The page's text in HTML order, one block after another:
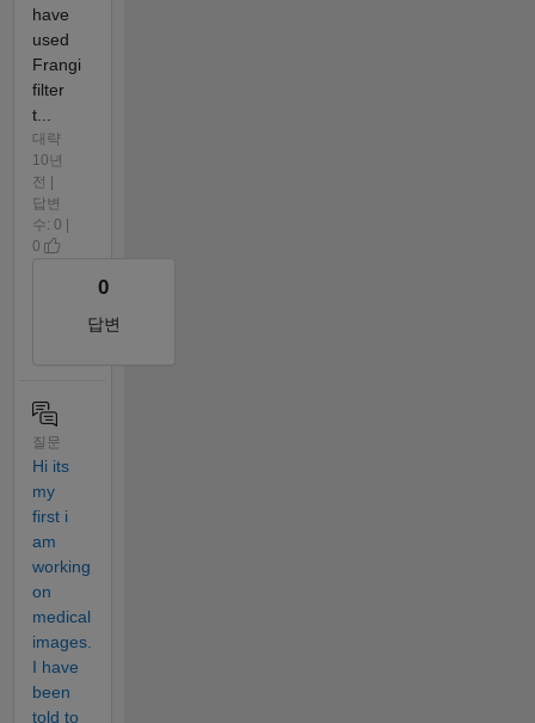
have
used
Frangi
filter
t...
대략
10년
전 |
답변
수: 0 |
0
0
답변
질문
Hi its
my
first i
am
working
on
medical
images.
I have
been
told to